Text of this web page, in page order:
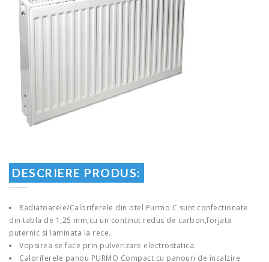
DESCRIERE PRODUS:
Radiatoarele/Caloriferele din otel Purmo C sunt confectionate
din tabla de 1,25 mm,cu un continut redus de carbon,forjata
puternic si laminata la rece.
Vopsirea se face prin pulverizare electrostatica.
Caloriferele panou PURMO Compact cu panouri de incalzire